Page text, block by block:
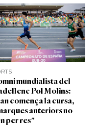
mundialista del
Pol Molins:
comença la cursa,
anteriors no
per res"